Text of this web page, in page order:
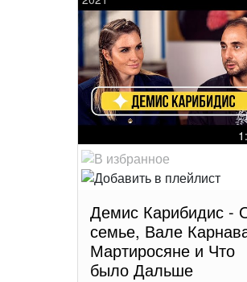
Демис Карибидис -
семье, Вале
Мартиросяне и Что
было Дальше